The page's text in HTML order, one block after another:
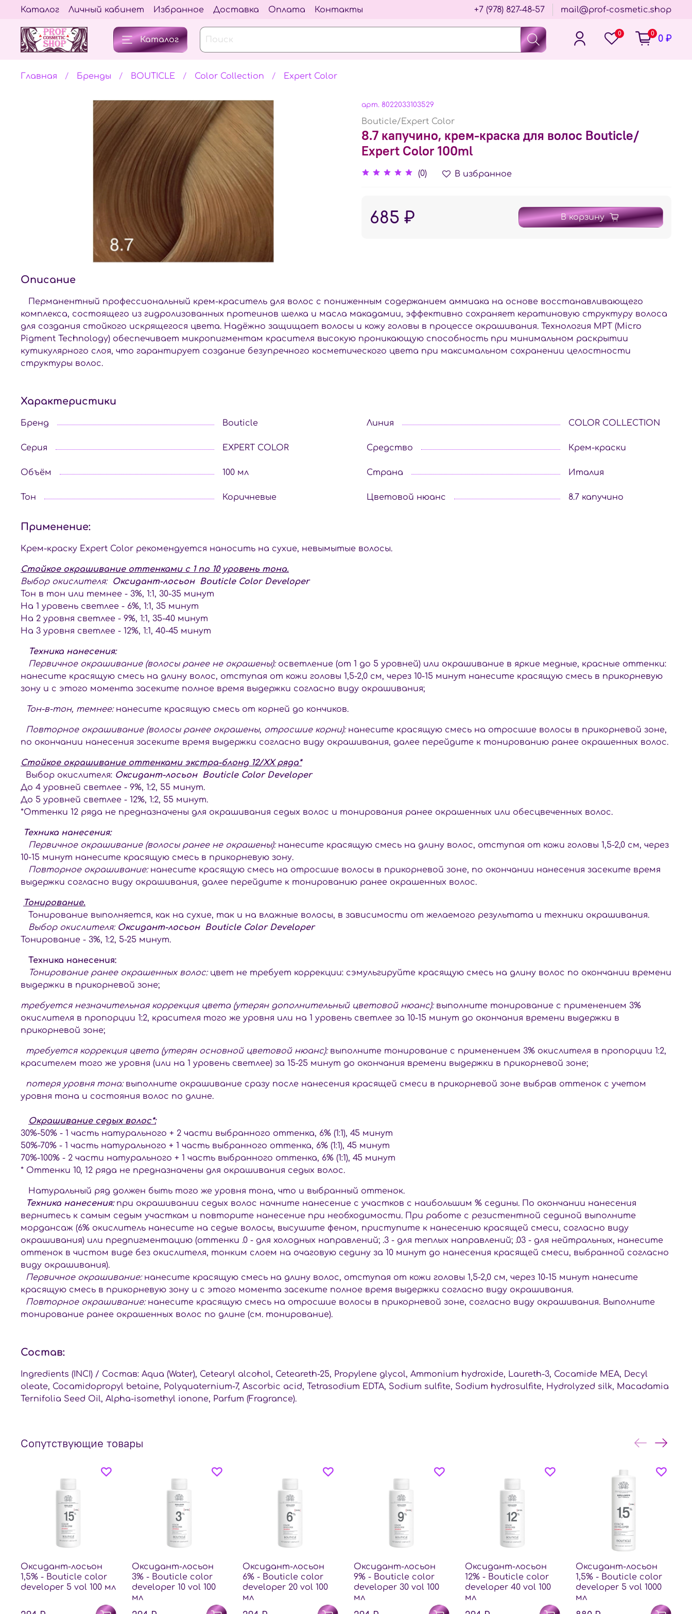
Каталог Личный кабинет Избранное Доставка Оплата Контакты +7 (978) 827-48-57 mail@prof-cosmetic.shop
Каталог
0 0 0 ₽
Главная Бренды BOUTICLE Color Collection Expert Color
арт. 8022033103529
Bouticle/Expert Color
8.7 капучино, крем-краска для волос Bouticle/
Expert Color 100ml
(0) В избранное
685 ₽ В корзину
Описание
Перманентный профессиональный крем-краситель для волос с пониженным содержанием аммиака на основе восстанавливающего
комплекса, состоящего из гидролизованных протеинов шелка и масла макадамии, эффективно сохраняет кератиновую структуру волоса
для создания стойкого искрящегося цвета. Надёжно защищает волосы и кожу головы в процессе окрашивания. Технология MPT (Micro
Pigment Technology) обеспечивает микро­пигментам красителя высокую проникающую способность при минимальном раскрытии
кутикулярного слоя, что гарантирует создание безупречного косметического цвета при максимальном сохранении целостности
структуры волос.
Характеристики
Бренд Bouticle Линия COLOR COLLECTION
Серия EXPERT COLOR Средство Крем-краски
Объём 100 мл Страна Италия
Тон Коричневые Цветовой нюанс 8.7 капучино
Применение:
Крем-краску Expert Color рекомендуется наносить на сухие, невымытые волосы.
Стойкое окрашивание оттенками с 1 по 10 уровень тона.
Выбор окислителя: Оксидант-лосьон Bouticle Color Developer
Тон в тон или темнее - 3%, 1:1, 30-35 минут
На 1 уровень светлее - 6%, 1:1, 35 минут
На 2 уровня светлее - 9%, 1:1, 35-40 минут
На 3 уровня светлее - 12%, 1:1, 40-45 минут
Техника нанесения:
Первичное окрашивание (волосы ранее не окрашены):осветление (от 1 до 5 уровней) или окрашивание в яркие медные, красные оттенки:
нанесите красящую смесь на длину волос, отступая от кожи головы 1,5-2,0 см, через 10-15 минут нанесите красящую смесь в прикорневую
зону и с этого момента засеките полное время выдержки согласно виду окрашивания;
Тон-в-тон, темнее:нанесите красящую смесь от корней до кончиков.
Повторное окрашивание (волосы ранее окрашены, отросшие корни):нанесите красящую смесь на отросшие волосы в прикорневой зоне,
по окончании нанесения засеките время выдержки согласно виду окрашивания, далее перейдите к тонированию ранее окрашенных волос.
Стойкое окрашивание оттенками экстра-блонд 12/ХХ ряда*
Выбор окислителя: Оксидант-лосьон Bouticle Color Developer
До 4 уровней светлее - 9%, 1:2, 55 минут.
До 5 уровней светлее - 12%, 1:2, 55 минут.
*Оттенки 12 ряда не предназначены для окрашивания седых волос и тонирования ранее окрашенных или обесцвеченных волос.
Техника нанесения:
Первичное окрашивание (волосы ранее не окрашены):нанесите красящую смесь на длину волос, отступая от кожи головы 1,5-2,0 см, через
10-15 минут нанесите красящую смесь в прикорневую зону.
Повторное окрашивание:нанесите красящую смесь на отросшие волосы в прикорневой зоне, по окончании нанесения засеките время
выдержки согласно виду окрашивания, далее перейдите к тонированию ранее окрашенных волос.
Тонирование.
Тонирование выполняется, как на сухие, так и на влажные волосы, в зависимости от желаемого результата и техники окрашивания.
Выбор окислителя: Оксидант-лосьон Bouticle Color Developer
Тонирование - 3%, 1:2, 5-25 минут.
Техника нанесения:
Тонирование ранее окрашенных волос:цвет не требует коррекции: сэмульгируйте красящую смесь на длину волос по окончании времени
выдержки в прикорневой зоне;
требуется незначительная коррекция цвета (утерян дополнительный цветовой нюанс):выполните тонирование с применением 3%
окислителя в пропорции 1:2, красителя того же уровня или на 1 уровень светлее за 10-15 минут до окончания времени выдержки в
прикорневой зоне;
требуется коррекция цвета (утерян основной цветовой нюанс):выполните тонирование с применением 3% окислителя в пропорции 1:2,
красителем того же уровня (или на 1 уровень светлее) за 15-25 минут до окончания времени выдержки в прикорневой зоне;
потеря уровня тона:выполните окрашивание сразу после нанесения красящей смеси в прикорневой зоне выбрав оттенок с учетом
уровня тона и состояния волос по длине.
Окрашивание седых волос*:
30%-50% - 1 часть натурального + 2 части выбранного оттенка, 6% (1:1), 45 минут
50%-70% - 1 часть натурального + 1 часть выбранного оттенка, 6% (1:1), 45 минут
70%-100% - 2 части натурального + 1 часть выбранного оттенка, 6% (1:1), 45 минут
* Оттенки 10, 12 ряда не предназначены для окрашивания седых волос.
Натуральный ряд должен быть того же уровня тона, что и выбранный оттенок.
Техника нанесения:при окрашивании седых волос начните нанесение с участков с наибольшим % седины. По окончании нанесения
вернитесь к самым седым участкам и повторите нанесение при необходимости. При работе с резистентной сединой выполните
мордансаж (6% окислитель нанесите на седые волосы, высушите феном, приступите к нанесению красящей смеси, согласно виду
окрашивания) или предпигментацию (оттенки .0 - для холодных направлений; .3 - для теплых направлений; .03 - для нейтральных, нанесите
оттенок в чистом виде без окислителя, тонким слоем на очаговую седину за 10 минут до нанесения красящей смеси, выбранной согласно
виду окрашивания).
Первичное окрашивание:нанесите красящую смесь на длину волос, отступая от кожи головы 1,5-2,0 см, через 10-15 минут нанесите
красящую смесь в прикорневую зону и с этого момента засеките полное время выдержки согласно виду окрашивания.
Повторное окрашивание:нанесите красящую смесь на отросшие волосы в прикорневой зоне, согласно виду окрашивания. Выполните
тонирование ранее окрашенных волос по длине (см. тонирование).
Состав:
Ingredients (INCI) / Cостав: Aqua (Water), Cetearyl alcohol, Ceteareth-25, Propylene glycol, Ammonium hydroxide, Laureth-3, Cocamide MEA, Decyl
oleate, Cocamidopropyl betaine, Polyquaternium-7, Ascorbic acid, Tetrasodium EDTA, Sodium sulfite, Sodium hydrosulfite, Hydrolyzed silk, Macadamia
Ternifolia Seed Oil, Alpha-isomethyl ionone, Parfum (Fragrance).
Сопутствующие товары
Оксидант-лосьон
1,5% - Bouticle color
developer 5 vol 100 мл
Оксидант-лосьон
3% - Bouticle color
developer 10 vol 100
мл
Оксидант-лосьон
6% - Bouticle color
developer 20 vol 100
мл
Оксидант-лосьон
9% - Bouticle color
developer 30 vol 100
мл
Оксидант-лосьон
12% - Bouticle color
developer 40 vol 100
мл
Оксидант-лосьон
1,5% - Bouticle color
developer 5 vol 1000
мл